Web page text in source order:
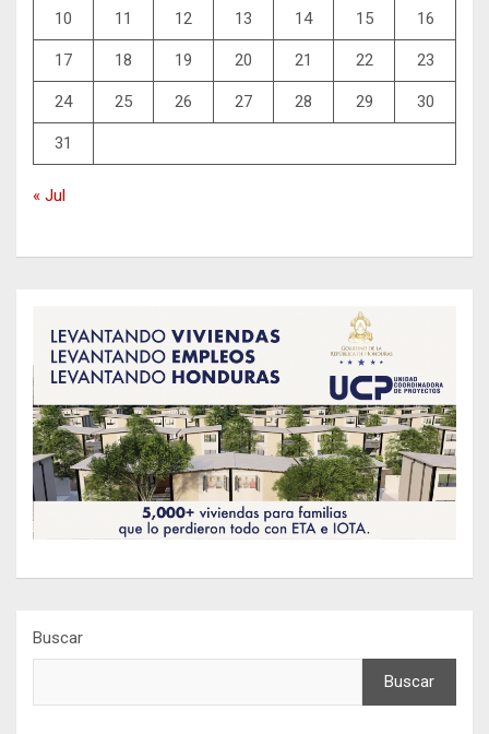
10 11 12 13 14 15 16
17 18 19 20 21 22 23
24 25 26 27 28 29 30
31
« Jul
Buscar
Buscar